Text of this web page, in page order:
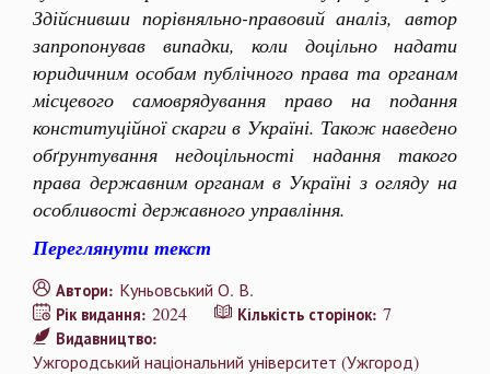
Здійснивши порівняльно-правовий аналіз, автор
запропонував випадки, коли доцільно надати
юридичним особам публічного права та органам
місцевого самоврядування право на подання
конституційної скарги в Україні. Також наведено
обґрунтування недоцільності надання такого
права державним органам в Україні з огляду на
особливості державного управління.
Переглянути текст
Автори: Куньовський О. В.
Рік видання: 2024 Кількість сторінок: 7
Видавництво:
Ужгородський національний університет (Ужгород)